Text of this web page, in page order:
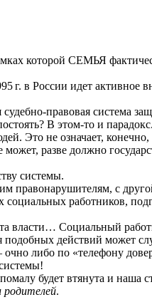
которой СЕМЬЯ
г. в России идет активное
правовая система
В этом-то и парадокс.
Это не означает, конечно,
разве должно
системы.
правонарушителям, с
работников,
власти… Социальный
действий может
либо по «телефону
будет втянута и наша
родителей.